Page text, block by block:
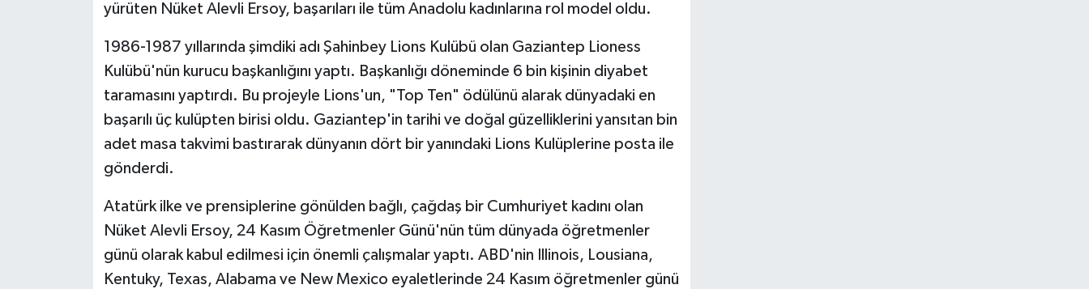
yürüten Nüket Alevli Ersoy, başarıları ile tüm Anadolu kadınlarına rol model oldu.
1986-1987 yıllarında şimdiki adı Şahinbey Lions Kulübü olan Gaziantep Lioness
Kulübü'nün kurucu başkanlığını yaptı. Başkanlığı döneminde 6 bin kişinin diyabet
taramasını yaptırdı. Bu projeyle Lions'un, "Top Ten" ödülünü alarak dünyadaki en
başarılı üç kulüpten birisi oldu. Gaziantep'in tarihi ve doğal güzelliklerini yansıtan bin
adet masa takvimi bastırarak dünyanın dört bir yanındaki Lions Kulüplerine posta ile
gönderdi.
Atatürk ilke ve prensiplerine gönülden bağlı, çağdaş bir Cumhuriyet kadını olan
Nüket Alevli Ersoy, 24 Kasım Öğretmenler Günü'nün tüm dünyada öğretmenler
günü olarak kabul edilmesi için önemli çalışmalar yaptı. ABD'nin Illinois, Lousiana,
Kentuky, Texas, Alabama ve New Mexico eyaletlerinde 24 Kasım öğretmenler günü